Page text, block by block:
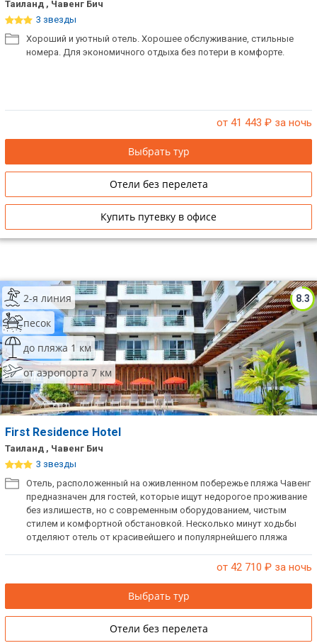
Таиланд , Чавенг Бич
3 звезды
Хороший и уютный отель. Хорошее обслуживание, стильные
номера. Для экономичного отдыха без потери в комфорте.
от 41 443 ₽ за ночь
Выбрать тур
Отели без перелета
Купить путевку в офисе
8.3
2-я линия
песок
до пляжа 1 км
от аэропорта 7 км
First Residence Hotel
Таиланд , Чавенг Бич
3 звезды
Отель, расположенный на оживленном побережье пляжа Чавенг
предназначен для гостей, которые ищут недорогое проживание
без излишеств, но с современным оборудованием, чистым
стилем и комфортной обстановкой. Несколько минут ходьбы
отделяют отель от красивейшего и популярнейшего пляжа
магазинчиков и ресторанов, очаровывающих своей
от 42 710 ₽ за ночь
Выбрать тур
Отели без перелета